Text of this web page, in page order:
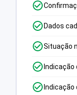
Dados
Situação